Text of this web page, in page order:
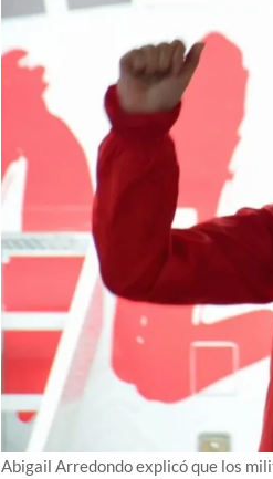
Abigail Arredondo explicó que los